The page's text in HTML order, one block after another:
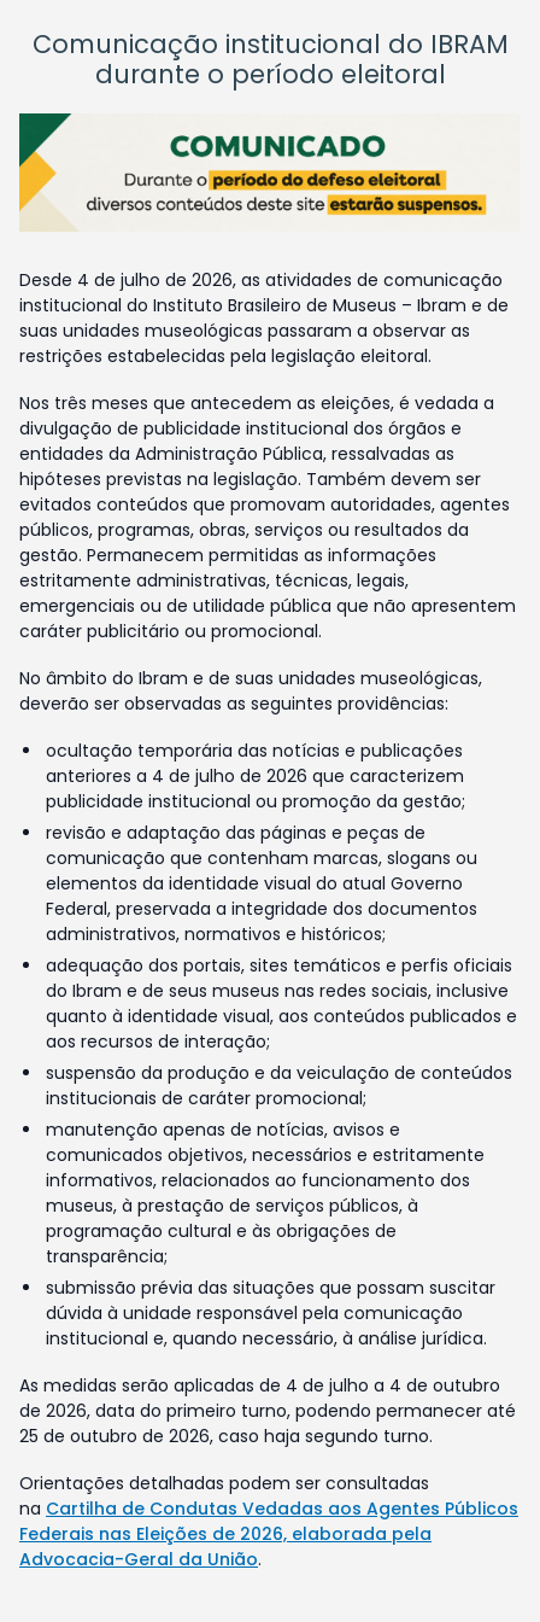
Comunicação institucional do IBRAM
durante o período eleitoral
Desde 4 de julho de 2026, as atividades de comunicação
institucional do Instituto Brasileiro de Museus – Ibram e de
suas unidades museológicas passaram a observar as
restrições estabelecidas pela legislação eleitoral.
Nos três meses que antecedem as eleições, é vedada a
divulgação de publicidade institucional dos órgãos e
entidades da Administração Pública, ressalvadas as
hipóteses previstas na legislação. Também devem ser
evitados conteúdos que promovam autoridades, agentes
públicos, programas, obras, serviços ou resultados da
gestão. Permanecem permitidas as informações
estritamente administrativas, técnicas, legais,
emergenciais ou de utilidade pública que não apresentem
caráter publicitário ou promocional.
No âmbito do Ibram e de suas unidades museológicas,
deverão ser observadas as seguintes providências:
ocultação temporária das notícias e publicações
anteriores a 4 de julho de 2026 que caracterizem
publicidade institucional ou promoção da gestão;
revisão e adaptação das páginas e peças de
comunicação que contenham marcas, slogans ou
elementos da identidade visual do atual Governo
Federal, preservada a integridade dos documentos
administrativos, normativos e históricos;
adequação dos portais, sites temáticos e perfis oficiais
do Ibram e de seus museus nas redes sociais, inclusive
quanto à identidade visual, aos conteúdos publicados e
aos recursos de interação;
suspensão da produção e da veiculação de conteúdos
institucionais de caráter promocional;
manutenção apenas de notícias, avisos e
comunicados objetivos, necessários e estritamente
informativos, relacionados ao funcionamento dos
museus, à prestação de serviços públicos, à
programação cultural e às obrigações de
transparência;
submissão prévia das situações que possam suscitar
dúvida à unidade responsável pela comunicação
institucional e, quando necessário, à análise jurídica.
As medidas serão aplicadas de 4 de julho a 4 de outubro
de 2026, data do primeiro turno, podendo permanecer até
25 de outubro de 2026, caso haja segundo turno.
Orientações detalhadas podem ser consultadas
na Cartilha de Condutas Vedadas aos Agentes Públicos
Federais nas Eleições de 2026, elaborada pela
Advocacia-Geral da União.